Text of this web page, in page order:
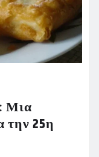
Μια
την 25η